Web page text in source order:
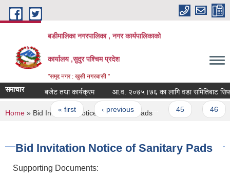
Skip to main content
बडीमालिका नगरपालिका , नगर कार्यपालिकाको
कार्यालय ,सुदुर पश्चिम प्रदेश
"समृद्द नगर : खुसी नगरबासी "
समाचार बजेट तथा कार्यक्रम आ.व. २०७५।७६ का लागि वडा समितिबाट
Pages
« first ‹ previous …
You are here
Home » Bid Invitation Notice of Sanitary Pads
Bid Invitation Notice of Sanitary Pads
Supporting Documents: